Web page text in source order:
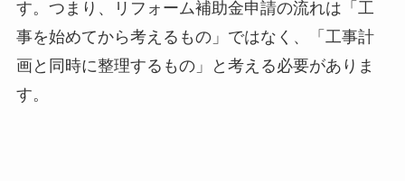
す。つまり、リフォーム補助金申請の流れは「工
事を始めてから考えるもの」ではなく、「工事計
画と同時に整理するもの」と考える必要がありま
す。